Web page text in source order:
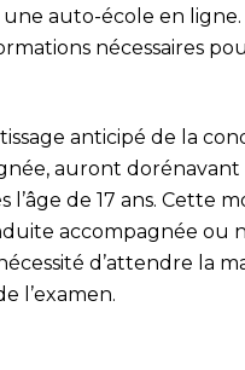
auto-école en ligne.
nécessaires
anticipé de la
auront dorénavant
de 17 ans. Cette
accompagnée ou
d’attendre la
l’examen.